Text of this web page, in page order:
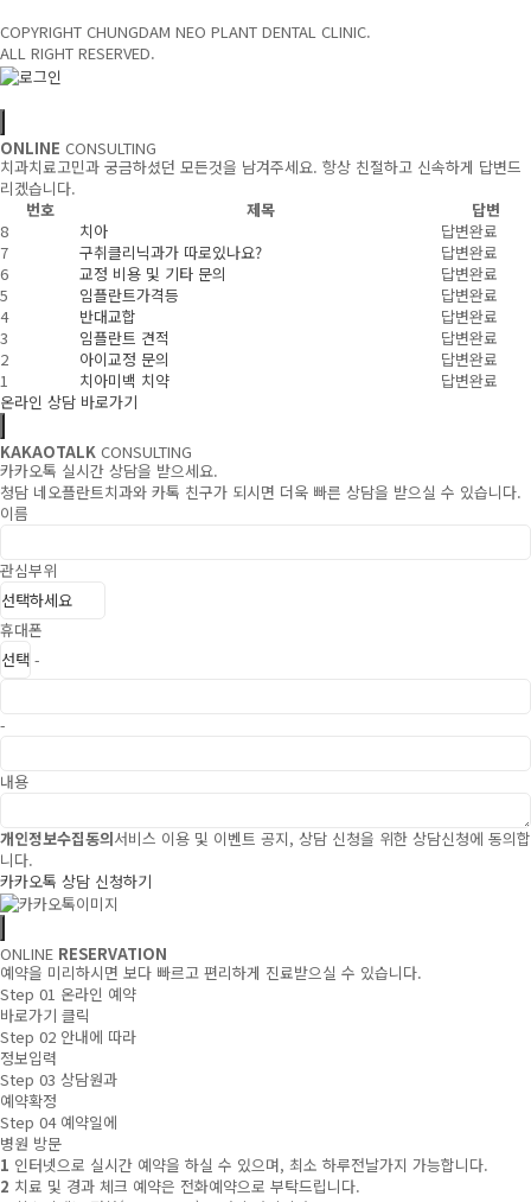
COPYRIGHT CHUNGDAM NEO PLANT DENTAL CLINIC.
ALL RIGHT RESERVED.
ONLINE CONSULTING
치과치료고민과 궁금하셨던 모든것을 남겨주세요. 항상 친절하고 신속하게 답변드
리겠습니다.
번호
제목
답변
8
치아
답변완료
7
구취클리닉과가 따로있나요?
답변완료
6
교정 비용 및 기타 문의
답변완료
5
임플란트가격등
답변완료
4
반대교합
답변완료
3
임플란트 견적
답변완료
2
아이교정 문의
답변완료
1
치아미백 치약
답변완료
온라인 상담 바로가기
KAKAOTALK CONSULTING
카카오톡 실시간 상담을 받으세요.
청담 네오플란트치과와 카톡 친구가 되시면 더욱 빠른 상담을 받으실 수 있습니다.
이름
관심부위
휴대폰
-
-
내용
개인정보수집동의서비스 이용 및 이벤트 공지, 상담 신청을 위한 상담신청에 동의합
니다.
카카오톡 상담 신청하기
ONLINE RESERVATION
예약을 미리하시면 보다 빠르고 편리하게 진료받으실 수 있습니다.
Step 01 온라인 예약
바로가기 클릭
Step 02 안내에 따라
정보입력
Step 03 상담원과
예약확정
Step 04 예약일에
병원 방문
1 인터넷으로 실시간 예약을 하실 수 있으며, 최소 하루전날가지 가능합니다.
2 치료 및 경과 체크 예약은 전화예약으로 부탁드립니다.